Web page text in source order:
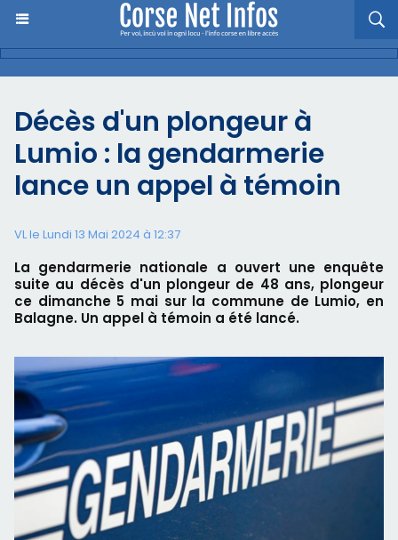
Décès d'un plongeur à
Lumio : la gendarmerie
lance un appel à témoin
VL le Lundi 13 Mai 2024 à 12:37
La gendarmerie nationale a ouvert une enquête
suite au décès d'un plongeur de 48 ans, plongeur
ce dimanche 5 mai sur la commune de Lumio, en
Balagne. Un appel à témoin a été lancé.